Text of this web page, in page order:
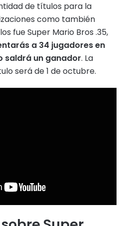
de títulos para la
como también
fue Super Mario Bros .35,
a 34 jugadores en
saldrá un ganador. La
será de 1 de octubre.